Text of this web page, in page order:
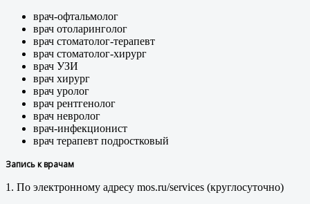
врач-офтальмолог
врач отоларинголог
врач стоматолог-терапевт
врач стоматолог-хирург
врач УЗИ
врач хирург
врач уролог
врач рентгенолог
врач невролог
врач-инфекционист
врач терапевт подростковый
Запись к врачам
1. По электронному адресу mos.ru/services (круглосуточно)